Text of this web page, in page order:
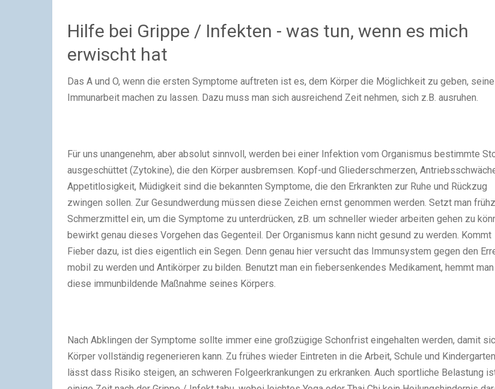
Hilfe bei Grippe / Infekten - was tun, wenn es mich
erwischt hat
Das A und O, wenn die ersten Symptome auftreten ist es, dem Körper die Möglichkeit zu geben, seine
Immunarbeit machen zu lassen. Dazu muss man sich ausreichend Zeit nehmen, sich z.B. ausruhen.
Für uns unangenehm, aber absolut sinnvoll, werden bei einer Infektion vom Organismus bestimmte
ausgeschüttet (Zytokine), die den Körper ausbremsen. Kopf-und Gliederschmerzen,
Appetitlosigkeit, Müdigkeit sind die bekannten Symptome, die den Erkrankten zur Ruhe und Rückzug
zwingen sollen. Zur Gesundwerdung müssen diese Zeichen ernst genommen werden. Setzt man
Schmerzmittel ein, um die Symptome zu unterdrücken, zB. um schneller wieder arbeiten gehen zu
bewirkt genau dieses Vorgehen das Gegenteil. Der Organismus kann nicht gesund zu werden. Kommt
Fieber dazu, ist dies eigentlich ein Segen. Denn genau hier versucht das Immunsystem gegen den
mobil zu werden und Antikörper zu bilden. Benutzt man ein fiebersenkendes Medikament, hemmt man
diese immunbildende Maßnahme seines Körpers.
Nach Abklingen der Symptome sollte immer eine großzügige Schonfrist eingehalten werden, damit
Körper vollständig regenerieren kann. Zu frühes wieder Eintreten in die Arbeit, Schule und
lässt dass Risiko steigen, an schweren Folgeerkrankungen zu erkranken. Auch sportliche Belastung